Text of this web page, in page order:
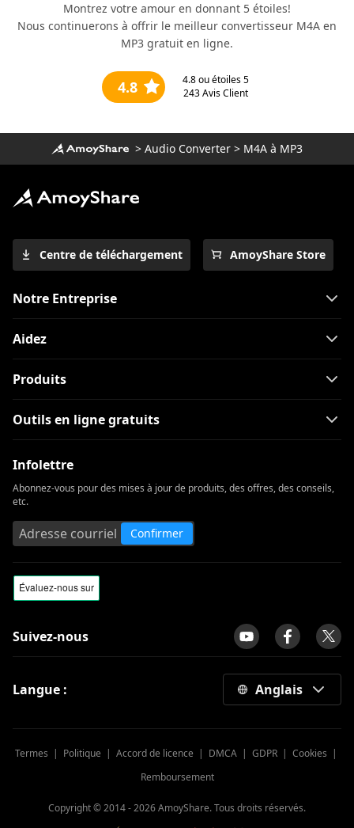
Montrez votre amour en donnant 5 étoiles!
Nous continuerons à offrir le meilleur convertisseur M4A en
MP3 gratuit en ligne.
4.8 4.8ou étoiles 5
243Avis Client
> Audio Converter > M4A à MP3
Centre de téléchargement AmoyShare Store
Notre Entreprise
Aidez
Produits
Outils en ligne gratuits
Infolettre
Abonnez-vous pour des mises à jour de produits, des offres, des conseils,
etc.
Confirmer
Suivez-nous
Langue : Anglais
Termes | Politique | Accord de licence | DMCA| GDPR| Cookies |
Remboursement
Copyright © 2014 -2026AmoyShare. Tous droits réservés.